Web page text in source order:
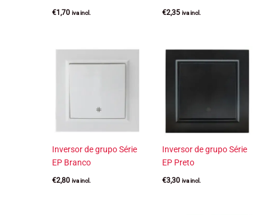
€1,70 iva incl. €2,35 iva incl.
Inversor de grupo Série
EP Branco
€2,80 iva incl.
Inversor de grupo Série
EP Preto
€3,30 iva incl.